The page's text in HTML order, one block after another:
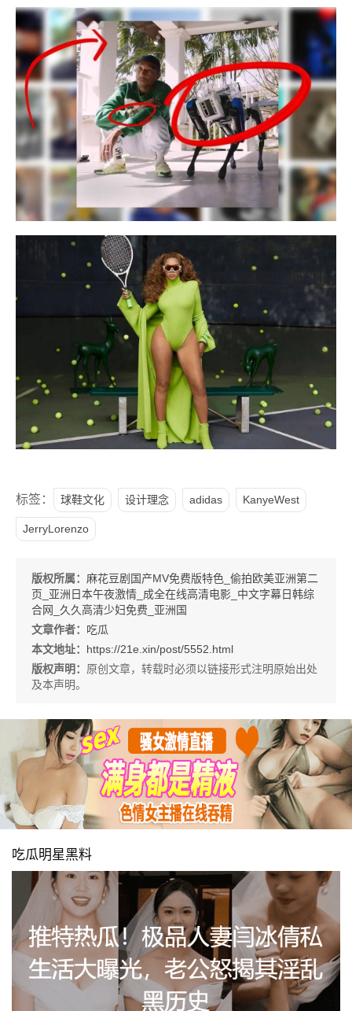
标签： 球鞋文化 设计理念 adidas KanyeWest
JerryLorenzo
版权所属： 麻花豆剧国产MV免费版特色_偷拍欧美亚洲第二
页_亚洲日本午夜激情_成全在线高清电影_中文字幕日韩综
合网_久久高清少妇免费_亚洲国
文章作者： 吃瓜
本文地址： https://21e.xin/post/5552.html
版权声明： 原创文章，转载时必须以链接形式注明原始出处
及本声明。
吃瓜明星黑料